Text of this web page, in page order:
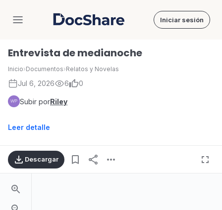
DocShare Iniciar sesión
Entrevista de medianoche
Inicio›Documentos›Relatos y Novelas
Jul 6, 2026 6 0
Subir porRiley
Leer detalle
Descargar